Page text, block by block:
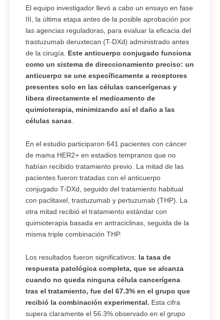
El equipo investigador llevó a cabo un ensayo en fase
III, la última etapa antes de la posible aprobación por
las agencias reguladoras, para evaluar la eficacia del
trastuzumab deruxtecan (T-DXd) administrado antes
de la cirugía. Este anticuerpo conjugado funciona
como un sistema de direccionamiento preciso: un
anticuerpo se une específicamente a receptores
presentes solo en las células cancerígenas y
libera directamente el medicamento de
quimioterapia, minimizando así el daño a las
células sanas
En el estudio participaron 641 pacientes con cáncer
de mama HER2+ en estadios tempranos que no
habían recibido tratamiento previo. La mitad de las
pacientes fueron tratadas con el anticuerpo
conjugado T-DXd, seguido del tratamiento habitual
con paclitaxel, trastuzumab y pertuzumab (THP). La
otra mitad recibió el tratamiento estándar con
quimioterapia basada en antraciclinas, seguida de la
misma triple combinación THP.
Los resultados fueron significativos: la tasa de
respuesta patológica completa, que se alcanza
cuando no queda ninguna célula cancerígena
tras el tratamiento, fue del 67.3% en el grupo que
recibió la combinación experimental. Esta cifra
supera claramente el 56.3% observado en el grupo